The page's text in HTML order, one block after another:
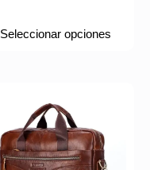
Seleccionar opciones